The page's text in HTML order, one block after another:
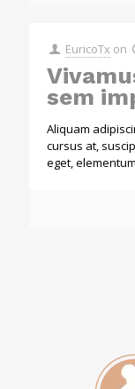
EuricoTx on
sem
Aliquam
cursus at,
eget,